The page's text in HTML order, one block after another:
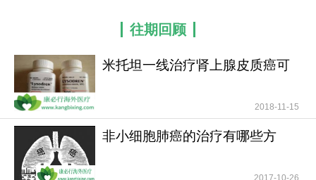
更多药品详情请访问
https://www.kangbixing.com/drug/anml/
往期回顾
米托坦一线治疗肾上腺皮质癌可
2018-11-15
非小细胞肺癌的治疗有哪些方
2017-10-26